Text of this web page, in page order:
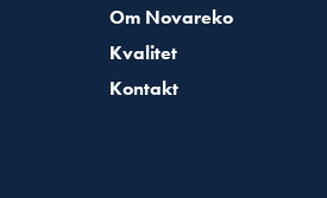
Om Novareko
Kvalitet
Kontakt